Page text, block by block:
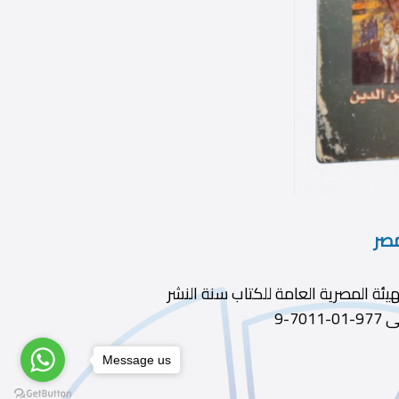
الدين ديوى 782.1 الطبعة ط1 الناشر الهيئة المصرية العامة للكتاب سنة النشر
Message us